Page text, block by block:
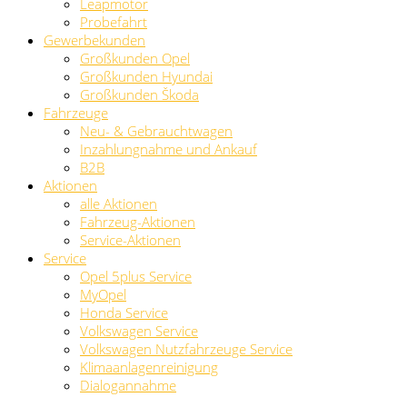
Leapmotor
Probefahrt
Gewerbekunden
Großkunden Opel
Großkunden Hyundai
Großkunden Škoda
Fahrzeuge
Neu- & Gebrauchtwagen
Inzahlungnahme und Ankauf
B2B
Aktionen
alle Aktionen
Fahrzeug-Aktionen
Service-Aktionen
Service
Opel 5plus Service
MyOpel
Honda Service
Volkswagen Service
Volkswagen Nutzfahrzeuge Service
Klimaanlagenreinigung
Dialogannahme